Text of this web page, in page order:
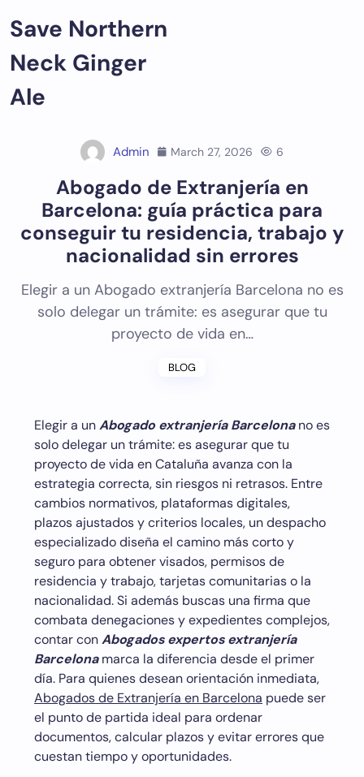
toSave Northern
Neck Ginger
Ale
Admin March 27, 2026 6
Abogado de Extranjería en
Barcelona: guía práctica para
conseguir tu residencia, trabajo y
nacionalidad sin errores
Elegir a un Abogado extranjería Barcelona no es
solo delegar un trámite: es asegurar que tu
proyecto de vida en…
BLOG
Elegir a unAbogado extranjería Barcelonano es
solo delegar un trámite: es asegurar que tu
proyecto de vida en Cataluña avanza con la
estrategia correcta, sin riesgos ni retrasos. Entre
cambios normativos, plataformas digitales,
plazos ajustados y criterios locales, un despacho
especializado diseña el camino más corto y
seguro para obtener visados, permisos de
residencia y trabajo, tarjetas comunitarias o la
nacionalidad. Si además buscas una firma que
combata denegaciones y expedientes complejos,
contar conAbogados expertos extranjería
Barcelonamarca la diferencia desde el primer
día. Para quienes desean orientación inmediata,
Abogados de Extranjería en Barcelona puede ser
el punto de partida ideal para ordenar
documentos, calcular plazos y evitar errores que
cuestan tiempo y oportunidades.